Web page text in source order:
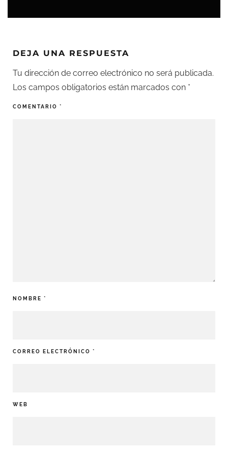
DEJA UNA RESPUESTA
Tu dirección de correo electrónico no será publicada.
Los campos obligatorios están marcados con *
COMENTARIO *
NOMBRE *
CORREO ELECTRÓNICO *
WEB